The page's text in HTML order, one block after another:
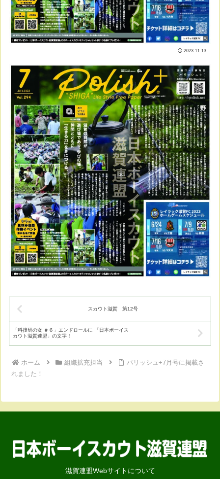
2023.11.13
スカウト滋賀 第12号
「科捜研の女 ＃６」エンドロールに 「日本ボーイス
カウト滋賀連盟」の文字！
ホーム 組織拡充担当
パリッシュ+7月号に掲載さ
れました！
滋賀連盟Webサイトについて